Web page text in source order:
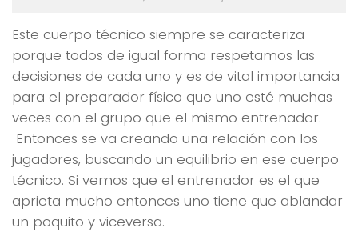
Este cuerpo técnico siempre se caracteriza
porque todos de igual forma respetamos las
decisiones de cada uno y es de vital importancia
para el preparador físico que uno esté muchas
veces con el grupo que el mismo entrenador.
Entonces se va creando una relación con los
jugadores, buscando un equilibrio en ese cuerpo
técnico. Si vemos que el entrenador es el que
aprieta mucho entonces uno tiene que ablandar
un poquito y viceversa.